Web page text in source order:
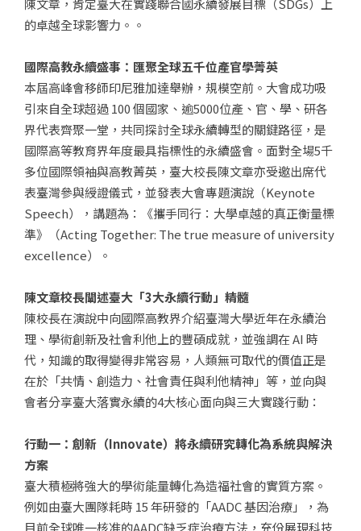
陳文章，肯定臺大在實踐聯合國永續發展目標（SDGs）上
的卓越全球影響力。。
國際高教永續盛事：匯聚全球五千位產官學菁英
本屆高峰會移師印尼雅加達舉辦，規模空前。大會成功吸
引來自全球超過 100 個國家、逾5000位產、官、學、研各
界代表齊聚一堂，共同探討全球永續轉型的關鍵路徑，是
國際高等教育界年度最具指標性的永續盛會。面對全場5千
多位國際領袖與高教菁英，臺大校長陳文章亦受邀出席代
表臺灣參與綬證儀式，並發表大會專題演說（Keynote
Speech），講題為：《攜手同行：大學卓越的真正衡量標
準》（Acting Together: The true measure of university
excellence）。
陳文章校長闡述臺大「3大永續行動」精髓
陳校長在演說中向國際高教界介紹臺灣大學近年在永續治
理、學術創新及社會利他上的豐碩成就，並強調在 AI 時
代，知識的取得變得非常容易，人類無可取代的價值正是
在於「共情、創造力、社會責任與利他精神」等，並向與
會者分享臺大落實永續的4大核心面向與三大實踐行動：
行動一：創新（Innovate）將永續研究轉化為系統與解決
方案
臺大積極將強大的學術能量轉化為造福社會的實質方案。
例如由臺大團隊耗時 15 年研發的「AADC 基因治療」，為
目前全球唯一核准的AADC缺乏症治療方法，充份展現科技